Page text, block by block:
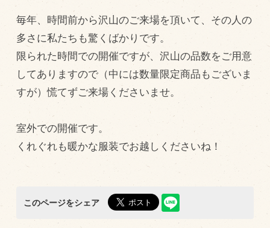
毎年、時間前から沢山のご来場を頂いて、その人の
多さに私たちも驚くばかりです。
限られた時間での開催ですが、沢山の品数をご用意
してありますので（中には数量限定商品もございま
すが）慌てずご来場くださいませ。
室外での開催です。
くれぐれも暖かな服装でお越しくださいね！
このページをシェア
品質管理体制
最新の設備
ＢtoＢ受発注システム
瑕疵とは
商品のご紹介
豊西牛
厚切ステーキ
ハンバーグ
黒にんにく